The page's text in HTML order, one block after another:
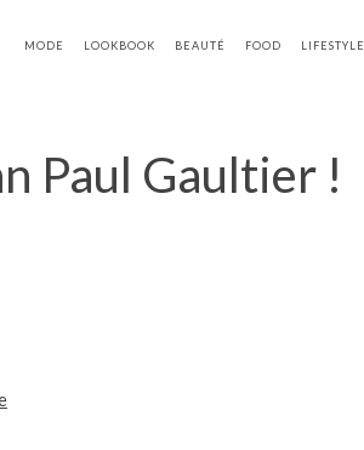
MODE LOOKBOOK BEAUTÉ FOOD LIFESTYLE
Paul Gaultier !